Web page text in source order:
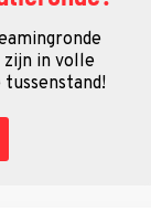
zijn in volle
tussenstand!